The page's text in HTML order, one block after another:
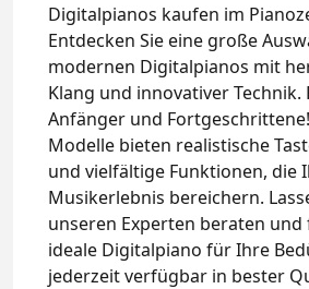
Digitalpianos kaufen im
Entdecken Sie eine große
modernen Digitalpianos mit
Klang und innovativer
Anfänger und
Modelle bieten realistische
und vielfältige Funktionen, die
Musikerlebnis bereichern.
unseren Experten beraten und
ideale Digitalpiano für Ihre
jederzeit verfügbar in bester